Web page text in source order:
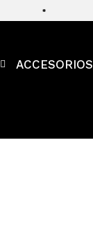
ACCESORIOS